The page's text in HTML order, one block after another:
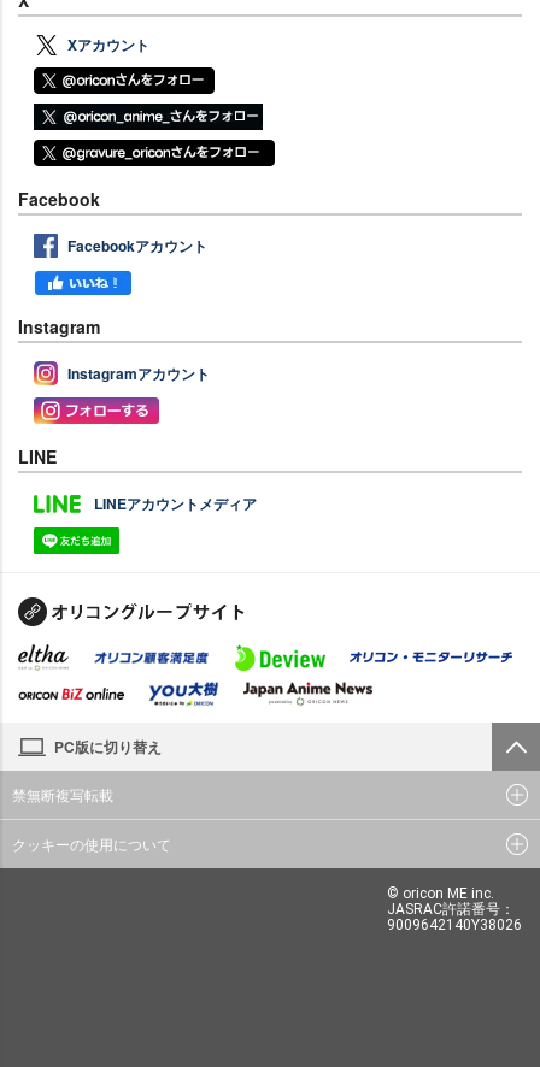
Xアカウント
Facebook
Facebookアカウント
Instagram
Instagramアカウント
LINE
LINEアカウントメディア
PC版に切り替え
禁無断複写転載
クッキーの使用について
© oricon ME inc.
JASRAC許諾番号：
9009642140Y38026